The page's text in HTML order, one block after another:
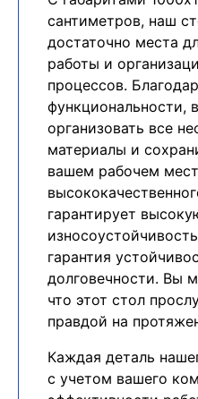
сантиметров, наш
достаточно места
работы и
процессов.
функциональности,
организовать все
материалы и
вашем рабочем
гарантирует
гарантия
долговечности. Вы
что этот стол
правдой на
Каждая деталь
с учетом вашего